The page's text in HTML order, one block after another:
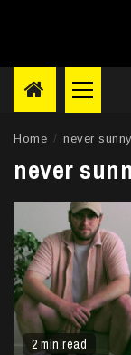
Primary
Menu
Home never sunny
never
2 min read